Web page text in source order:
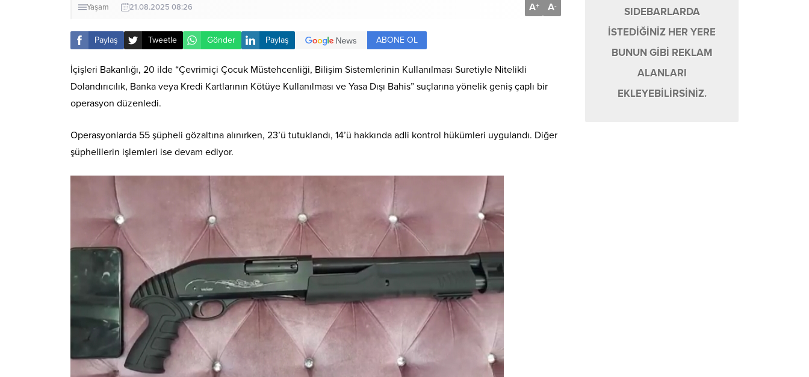
Yaşam 21.08.2025 08:26 A+ A-
Paylaş Tweetle Gönder Paylaş ABONE OL
İçişleri Bakanlığı, 20 ilde “Çevrimiçi Çocuk Müstehcenliği, Bilişim Sistemlerinin Kullanılması Suretiyle Nitelikli
Dolandırıcılık, Banka veya Kredi Kartlarının Kötüye Kullanılması ve Yasa Dışı Bahis” suçlarına yönelik geniş çaplı bir
operasyon düzenledi.
Operasyonlarda 55 şüpheli gözaltına alınırken, 23’ü tutuklandı, 14’ü hakkında adli kontrol hükümleri uygulandı. Diğer
şüphelilerin işlemleri ise devam ediyor.
SIDEBARLARDA
İSTEDİĞİNİZ HER YERE
BUNUN GİBİ REKLAM
ALANLARI
EKLEYEBİLİRSİNİZ.